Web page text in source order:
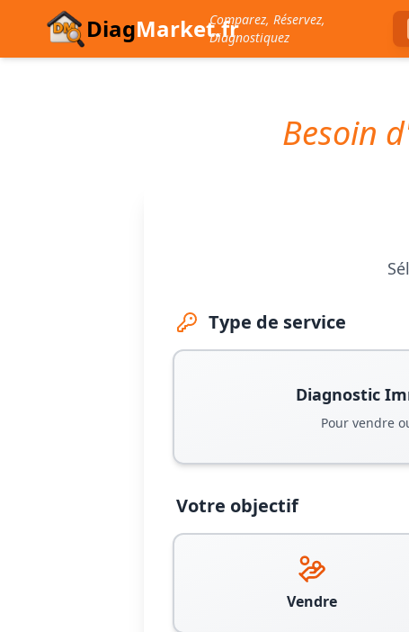
DiagMarket.frComparez, Réservez,
Diagnostiquez
Besoin
Type de service
Diagnostic
Pour vendre
Votre objectif
Vendre